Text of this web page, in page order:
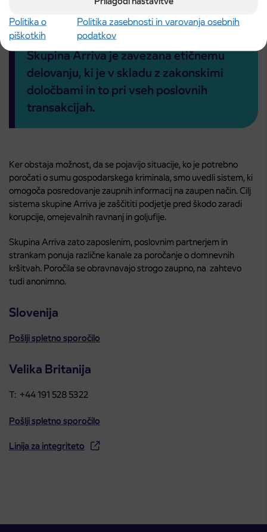
Politika o
piškotkih
Politika zasebnosti in varovanja osebnih
podatkov
Skupina Arriva je zavezana etičnemu
delovanju, ki je v skladu z zakonskimi
določbami in to pri vseh poslovnih
transakcijah.
Ker obstaja možnost, da se pojavijo situacije, ko je potrebno
poročati o sumu gospodarskega kriminala, smo uvedli sistem, ki
omogoča posredovanje zaupnih informacij na zaupen način. Cilj
sistema skupine Arriva je zaščititi podjetje pred škodo zaradi
korupcije, omejevalnih ravnanj in goljufije.
Skupina Arriva zato zaposlenim, poslovnim partnerjem in
strankam ponuja različne kanale za poročanje o domnevnih
kršitvah. Poročila se obravnavajo strogo zaupno, na zahtevo
tudi anonimno.
Slovenija
Pošlji spletno sporočilo
Velika Britanija
T: +44 191 528 5322
Pošlji spletno sporočilo
Linija za integriteto